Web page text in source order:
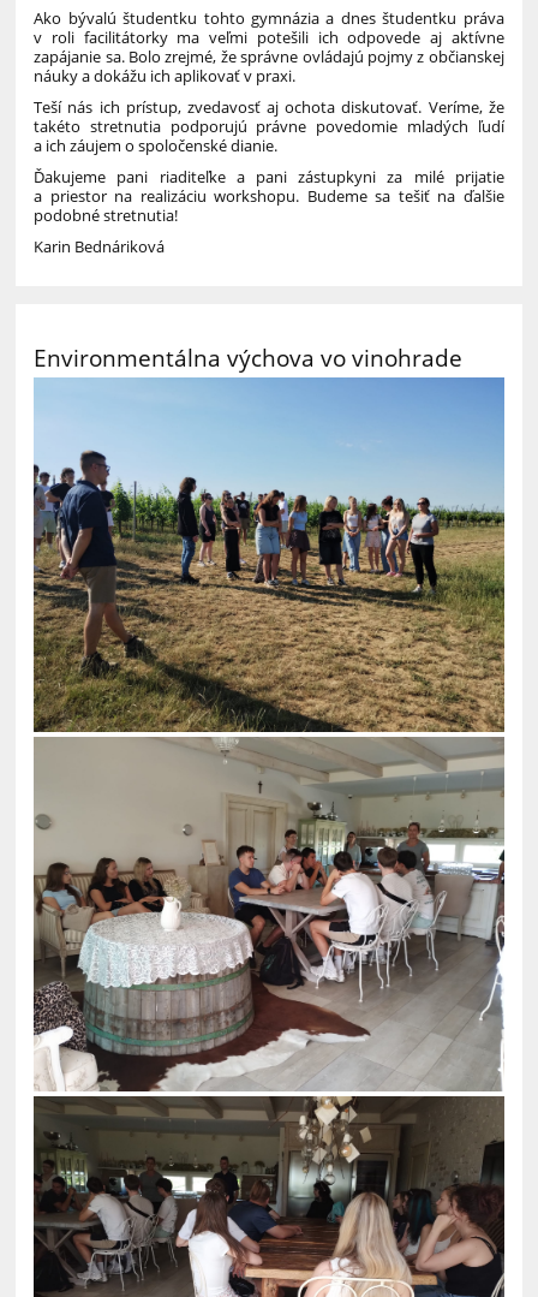
Ako bývalú študentku tohto gymnázia a dnes študentku práva
v roli facilitátorky ma veľmi potešili ich odpovede aj aktívne
zapájanie sa. Bolo zrejmé, že správne ovládajú pojmy z občianskej
náuky a dokážu ich aplikovať v praxi.
Teší nás ich prístup, zvedavosť aj ochota diskutovať. Veríme, že
takéto stretnutia podporujú právne povedomie mladých ľudí
a ich záujem o spoločenské dianie.
Ďakujeme pani riaditeľke a pani zástupkyni za milé prijatie
a priestor na realizáciu workshopu. Budeme sa tešiť na ďalšie
podobné stretnutia!
Karin Bednáriková
Environmentálna výchova vo vinohrade